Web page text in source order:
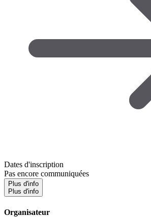
Dates d'inscription
Pas encore communiquées
Plus d'info
Plus d'info
Organisateur